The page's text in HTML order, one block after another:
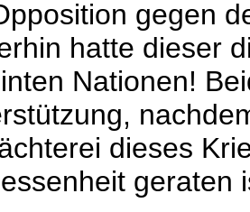
gegen
hatte dieser
Nationen!
dieses
geraten